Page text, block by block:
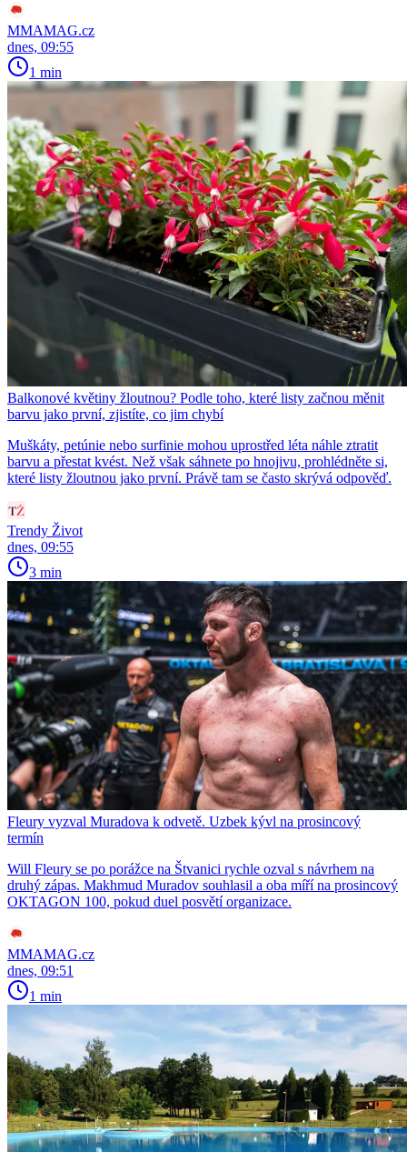
MMAMAG.cz
dnes, 09:55
1 min
Balkonové květiny žloutnou? Podle toho, které listy začnou měnit
barvu jako první, zjistíte, co jim chybí
Muškáty, petúnie nebo surfinie mohou uprostřed léta náhle ztratit
barvu a přestat kvést. Než však sáhnete po hnojivu, prohlédněte si,
které listy žloutnou jako první. Právě tam se často skrývá odpověď.
Trendy Život
dnes, 09:55
3 min
Fleury vyzval Muradova k odvetě. Uzbek kývl na prosincový
termín
Will Fleury se po porážce na Štvanici rychle ozval s návrhem na
druhý zápas. Makhmud Muradov souhlasil a oba míří na prosincový
OKTAGON 100, pokud duel posvětí organizace.
MMAMAG.cz
dnes, 09:51
1 min